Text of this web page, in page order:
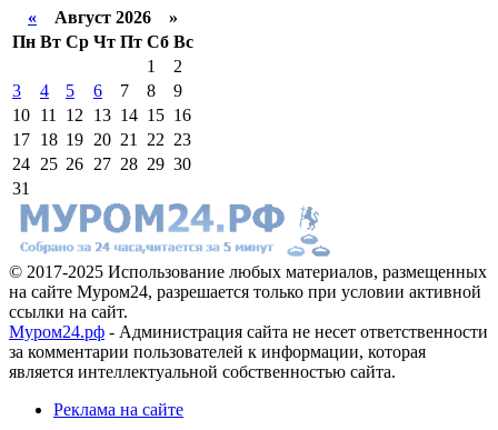
« Август 2026 »
Пн Вт Ср Чт Пт Сб Вс
1
2
3
4 5 6 7 8
9
10 11 12 13 14 15 16
17 18 19 20 21 22 23
24 25 26 27 28 29 30
31
© 2017-2025 Использование любых материалов, размещенных
на сайте Муром24, разрешается только при условии активной
ссылки на сайт.
Муром24.рф - Администрация сайта не несет ответственности
за комментарии пользователей к информации, которая
является интеллектуальной собственностью сайта.
Реклама на сайте